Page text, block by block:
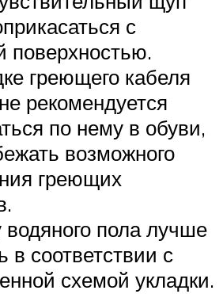
с
поверхностью.
греющего кабеля
рекомендуется
по нему в обуви,
возможного
греющих
водяного пола лучше
в соответствии с
схемой укладки.